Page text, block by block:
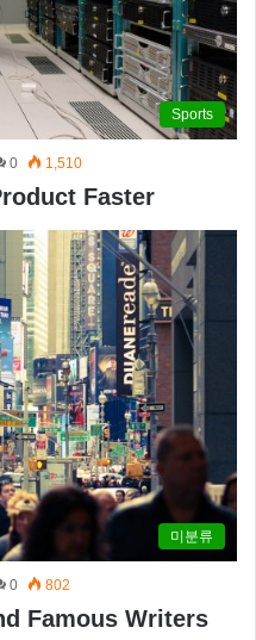
Sports
0 1,510
Faster
미분류
0 802
Famous Writers